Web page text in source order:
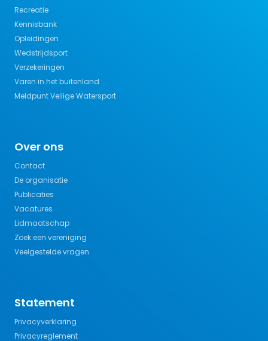
Recreatie
Kennisbank
Opleidingen
Wedstrijdsport
Verzekeringen
Varen in het buitenland
Meldpunt Veilige Watersport
Over ons
Contact
De organisatie
Publicaties
Vacatures
Lidmaatschap
Zoek een vereniging
Veelgestelde vragen
Statement
Privacyverklaring
Privacyreglement